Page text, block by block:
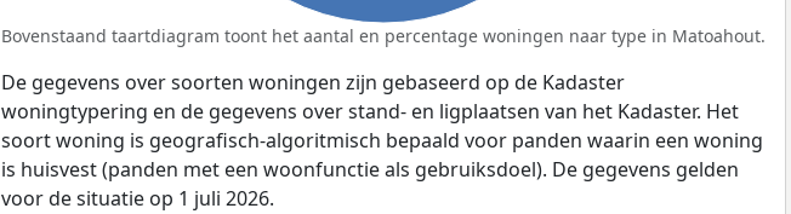
Bovenstaand taartdiagram toont het aantal en percentage woningen naar type in Matoahout.
De gegevens over soorten woningen zijn gebaseerd op de Kadaster
woningtypering en de gegevens over stand- en ligplaatsen van het Kadaster. Het
soort woning is geografisch-algoritmisch bepaald voor panden waarin een woning
is huisvest (panden met een woonfunctie als gebruiksdoel). De gegevens gelden
voor de situatie op 1 juli 2026.